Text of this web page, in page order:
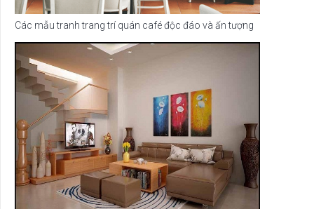
Các mẫu tranh trang trí quán café độc đáo và ấn tượng